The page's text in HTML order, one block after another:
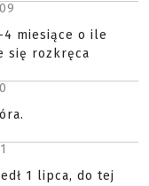
4 miesiące o ile
się rozkręca
1 lipca, do tej